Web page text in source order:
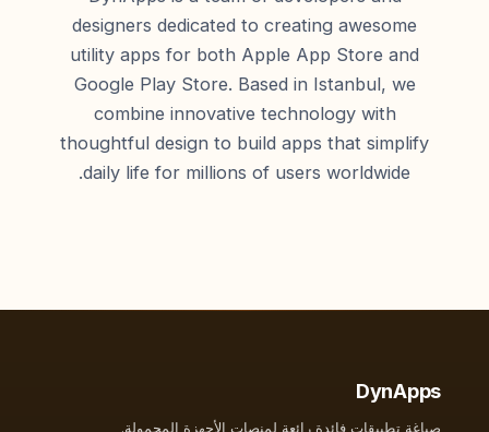
designers dedicated to creating awesome
utility apps for both Apple App Store and
Google Play Store. Based in Istanbul, we
combine innovative technology with
thoughtful design to build apps that simplify
daily life for millions of users worldwide.
DynApps
صياغة تطبيقات فائدة رائعة لمنصات الأجهزة المحمولة.